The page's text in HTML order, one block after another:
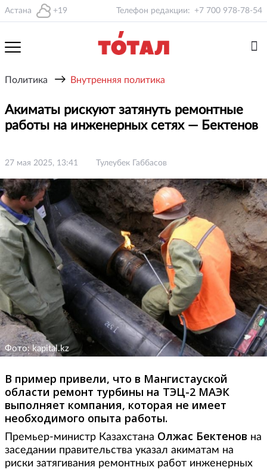
Астана +19 Телефон редакции: +7 700 978-78-54
Политика → Внутренняя политика
Акиматы рискуют затянуть ремонтные
работы на инженерных сетях — Бектенов
27 мая 2025, 13:41 Тулеубек Габбасов
Фото: kapital.kz
В пример привели, что в Мангистауской
области ремонт турбины на ТЭЦ-2 МАЭК
выполняет компания, которая не имеет
необходимого опыта работы.
Премьер-министр Казахстана Олжас Бектенов на
заседании правительства указал акиматам на
риски затягивания ремонтных работ инженерных